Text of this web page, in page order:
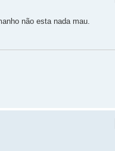
não esta nada mau.